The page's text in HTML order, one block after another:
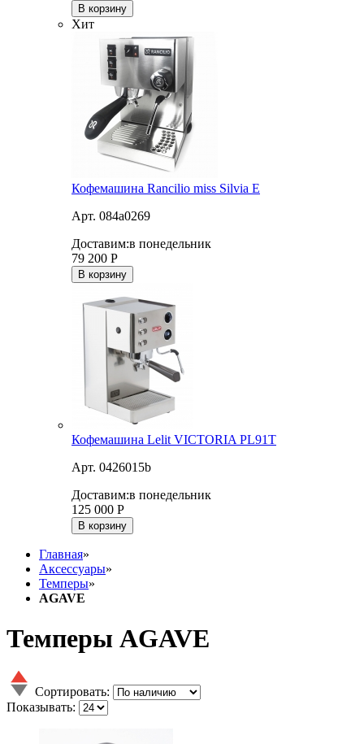
В корзину
Хит
Кофемашина Rancilio miss Silvia E
Арт. 084a0269
Доставим:в понедельник
79 200 Р
В корзину
Кофемашина Lelit VICTORIA PL91T
Арт. 0426015b
Доставим:в понедельник
125 000 Р
В корзину
Главная»
Аксессуары»
Темперы»
AGAVE
Темперы AGAVE
Сортировать:
Показывать: